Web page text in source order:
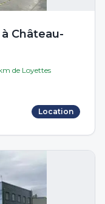
Château-
de Loyettes
Location